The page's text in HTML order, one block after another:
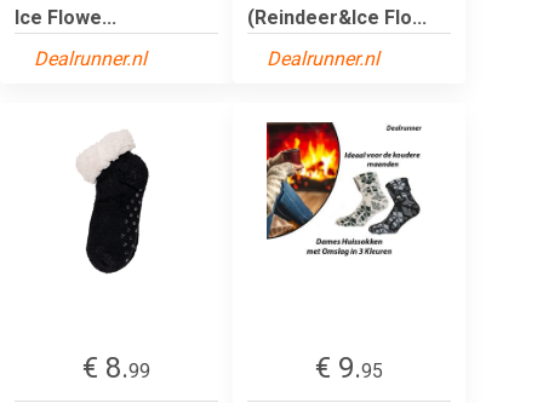
Ice Flowe...
Dealrunner.nl
(Reindeer&Ice Flo...
Dealrunner.nl
€ 8.99
€ 9.95